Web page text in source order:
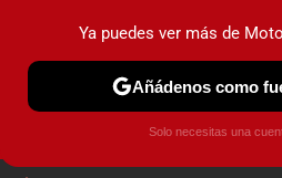
PRUEBAS COCHES
Ya puedes ver más de
Añádenos como
Solo necesitas una